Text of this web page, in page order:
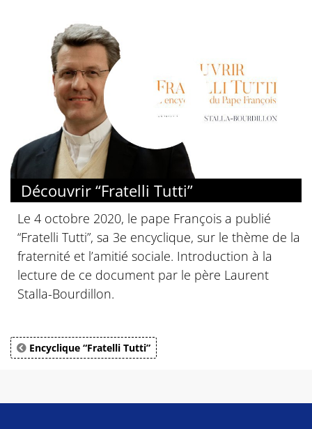
Découvrir “Fratelli Tutti”
Le 4 octobre 2020, le pape François a publié
“Fratelli Tutti”, sa 3e encyclique, sur le thème de la
fraternité et l’amitié sociale. Introduction à la
lecture de ce document par le père Laurent
Stalla-Bourdillon.
Encyclique “Fratelli Tutti”